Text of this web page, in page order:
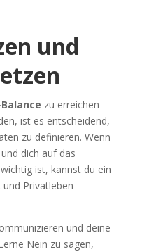
und
zu erreichen
ist es entscheidend,
zu definieren. Wenn
dich auf das
ist, kannst du ein
Privatleben
und deine
Nein zu sagen,